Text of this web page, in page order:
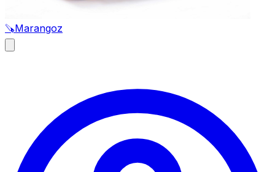
🪚Marangoz